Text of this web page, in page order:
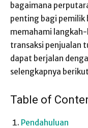
bagaimana
penting bagi pemilik
memahami
transaksi penjualan
dapat berjalan
selengkapnya
Table of
Pendahuluan